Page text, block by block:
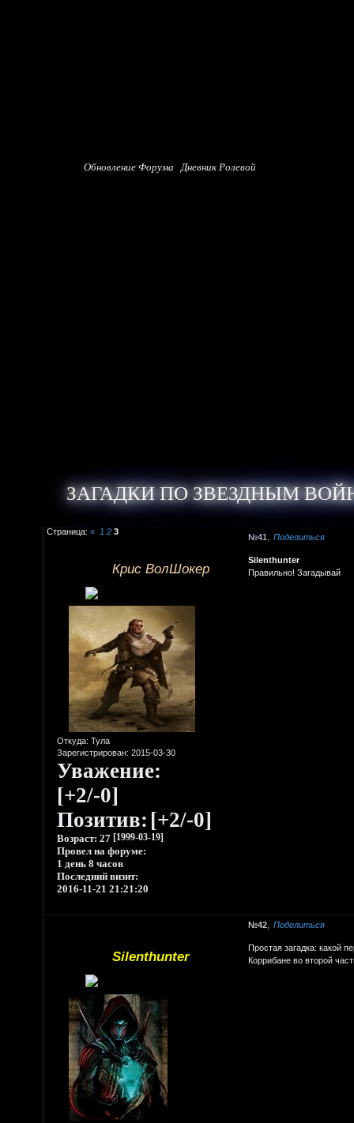
Обновление Форума Дневник Ролевой
ЗАГАДКИ ПО ЗВЕЗДНЫМ
Страница: « 1 2 3
Поделиться
41
Крис ВолШокер
Откуда: Тула
Зарегистрирован: 2015-03-30
Уважение:
[+2/-0]
Позитив: [+2/-0]
Возраст: 27 [1999-03-19]
Провел на форуме:
1 день 8 часов
Последний визит:
2016-11-21 21:21:20
Silenthunter
Правильно! Загадывай
Поделиться
42
Silenthunter
Простая загадка: какой
Коррибане во второй